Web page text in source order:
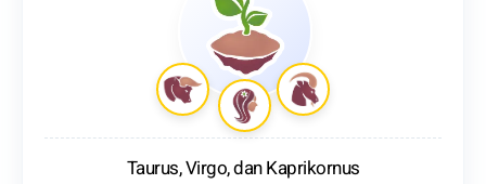
Taurus, Virgo, dan Kaprikornus